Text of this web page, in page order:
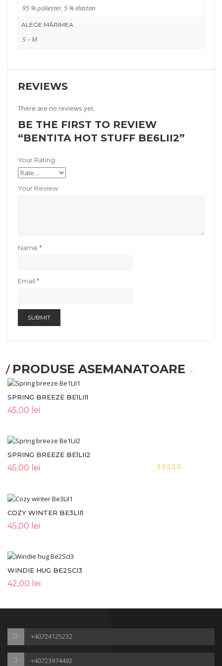
95 % poliester, 5 % elastan
ALEGE MĂRIMEA
S – M
REVIEWS
There are no reviews yet.
BE THE FIRST TO REVIEW
“BENTITA HOT STUFF BE6LII2”
Your Rating
Your Review
Name *
Email *
PRODUSE ASEMANATOARE
SPRING BREEZE BE1LII1
45,00 lei
SPRING BREEZE BE1LII2
45,00 lei
COZY WINTER BE3LII1
45,00 lei
WINDIE HUG BE2SCI3
42,00 lei
+40724125232
+40723974492